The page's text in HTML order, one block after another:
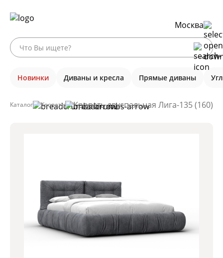
Москва
Новинки Диваны и кресла Прямые диваны
Каталог Кровати Кровать двуспальная Лига-135 (160),